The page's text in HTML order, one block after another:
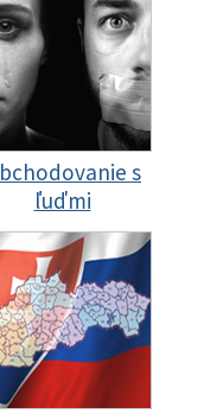
s
ľuďmi